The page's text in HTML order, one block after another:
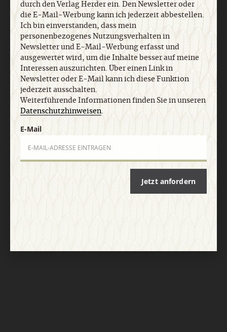
Nach oben
durch den Verlag Herder ein. Den Newsletter oder
die E-Mail-Werbung kann ich jederzeit abbestellen.
Ich bin einverstanden, dass mein
personenbezogenes Nutzungsverhalten in
Newsletter und E-Mail-Werbung erfasst und
ausgewertet wird, um die Inhalte besser auf meine
Interessen auszurichten. Über einen Link in
Newsletter oder E-Mail kann ich diese Funktion
jederzeit ausschalten.
Weiterführende Informationen finden Sie in unseren
Datenschutzhinweisen.
E-Mail
Jetzt anfordern